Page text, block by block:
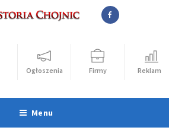
Ogłoszenia Firmy Reklama
Menu